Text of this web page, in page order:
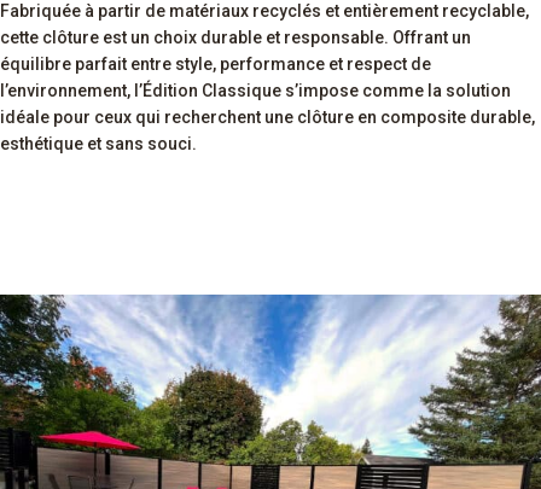
Fabriquée à partir de matériaux recyclés et entièrement recyclable,
cette clôture est un choix durable et responsable. Offrant un
équilibre parfait entre style, performance et respect de
l’environnement, l’Édition Classique s’impose comme la solution
idéale pour ceux qui recherchent une clôture en composite durable,
esthétique et sans souci.